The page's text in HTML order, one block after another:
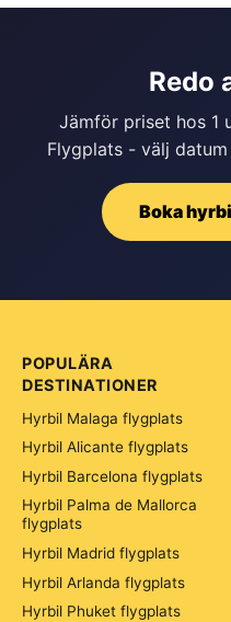
Redo
Jämför priset hos 1
Flygplats - välj
Boka
POPULÄRA
DESTINATIONER
Hyrbil Malaga flygplats
Hyrbil Alicante flygplats
Hyrbil Barcelona flygplats
Hyrbil Palma de Mallorca
flygplats
Hyrbil Madrid flygplats
Hyrbil Arlanda flygplats
Hyrbil Phuket flygplats